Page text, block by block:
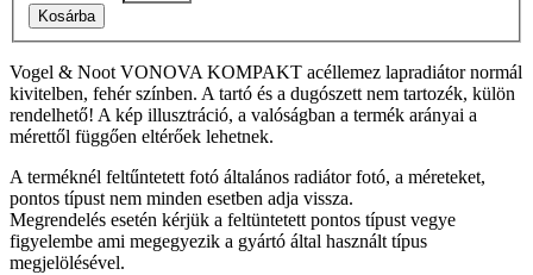
Kosárba
Vogel & Noot VONOVA KOMPAKT acéllemez lapradiátor normál
kivitelben, fehér színben. A tartó és a dugószett nem tartozék, külön
rendelhető! A kép illusztráció, a valóságban a termék arányai a
mérettől függően eltérőek lehetnek.
A terméknél feltűntetett fotó általános radiátor fotó, a méreteket,
pontos típust nem minden esetben adja vissza.
Megrendelés esetén kérjük a feltüntetett pontos típust vegye
figyelembe ami megegyezik a gyártó által használt típus
megjelölésével.